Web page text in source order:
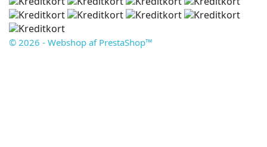
© 2026 - Webshop af PrestaShop™